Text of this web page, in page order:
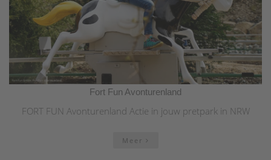
Fort Fun Avonturenland
FORT FUN Avonturenland Actie in jouw pretpark in NRW
Meer